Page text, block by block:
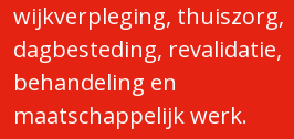
wijkverpleging, thuiszorg,
dagbesteding, revalidatie,
behandeling en
maatschappelijk werk.